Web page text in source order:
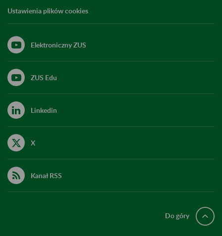
Ustawienia plików cookies
Elektroniczny ZUS
ZUS Edu
Linkedin
X
Kanał RSS
Do góry